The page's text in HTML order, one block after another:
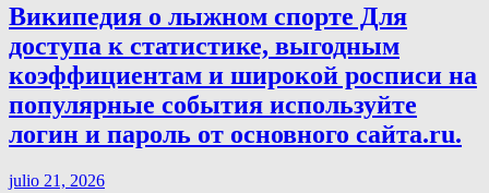
Википедия о лыжном спорте Для
доступа к статистике, выгодным
коэффициентам и широкой росписи на
популярные события используйте
логин и пароль от основного сайта.ru.
julio 21, 2026